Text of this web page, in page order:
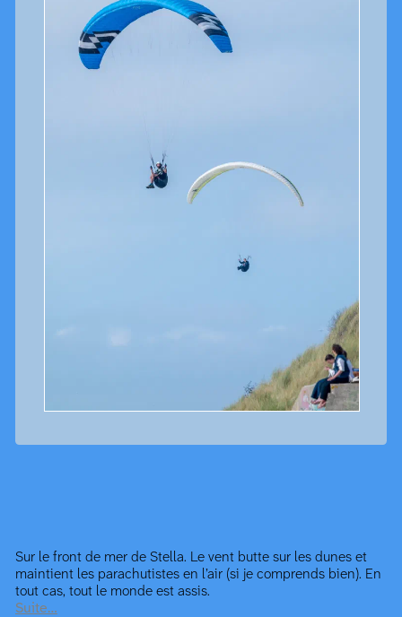
Sur le front de mer de Stella. Le vent butte sur les dunes et
maintient les parachutistes en l’air (si je comprends bien). En
tout cas, tout le monde est assis.
Suite…